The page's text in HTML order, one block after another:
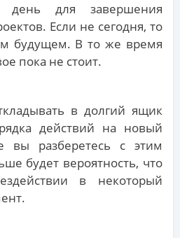
день для завершения
Если не сегодня, то
будущем. В то же время
пока не стоит.
в долгий ящик
действий на новый
разберетесь с этим
будет вероятность, что
в некоторый